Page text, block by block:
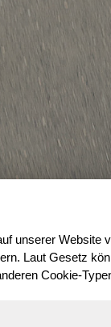
unserer Website
Laut Gesetz
Cookie-